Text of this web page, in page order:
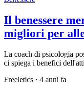
Il benessere
migliori per
La coach di psicologia
ci spiega i benefici
Freeletics · 4 anni fa